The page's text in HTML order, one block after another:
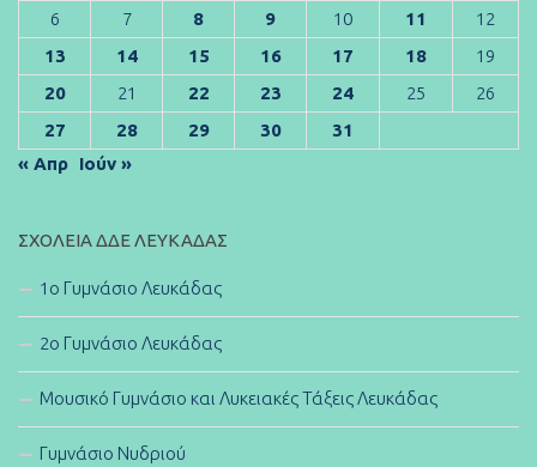
6 7 8 9 10 11
12
13
14 15 16 17 18
19
20
21 22 23 24 25
26
27
28 29 30
31
« Απρ Ιούν »
ΣΧΟΛΕΊΑ ΔΔΕ ΛΕΥΚΆΔΑΣ
1ο Γυμνάσιο Λευκάδας
2ο Γυμνάσιο Λευκάδας
Μουσικό Γυμνάσιο και Λυκειακές Τάξεις Λευκάδας
Γυμνάσιο Νυδριού